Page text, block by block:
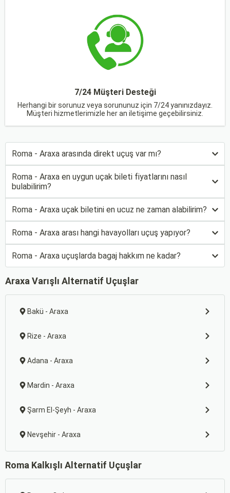
7/24 Müşteri Desteği
Herhangi bir sorunuz veya sorununuz için 7/24 yanınızdayız.
Müşteri hizmetlerimizle her an iletişime geçebilirsiniz.
Roma - Araxa arasında direkt uçuş var mı?
Roma - Araxa en uygun uçak bileti fiyatlarını nasıl
bulabilirim?
Roma - Araxa uçak biletini en ucuz ne zaman alabilirim?
Roma - Araxa arası hangi havayolları uçuş yapıyor?
Roma - Araxa uçuşlarda bagaj hakkım ne kadar?
Araxa Varışlı Alternatif Uçuşlar
Bakü - Araxa
Rize - Araxa
Adana - Araxa
Mardin - Araxa
Şarm El-Şeyh - Araxa
Nevşehir - Araxa
Roma Kalkışlı Alternatif Uçuşlar